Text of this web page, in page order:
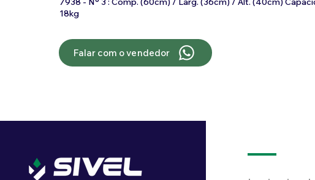
18kg
Falar com o vendedor